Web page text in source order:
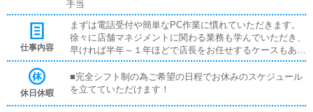
手当
仕事内容
まずは電話受付や簡単なPC作業に慣れていただきます。
徐々に店舗マネジメントに関わる業務も学んでいただき、
早ければ半年～１年ほどで店長をお任せするケースもあり
ます。また、急速にグループが拡大中のためＷＥＢに詳し
い方やパソコンを使い慣れている方は経験を活かしなが
ら、通常よりも早くマネジメント業務へステップアップで
休日休暇
■完全シフト制の為ご希望の日程でお休みのスケジュール
を立てていただけます！